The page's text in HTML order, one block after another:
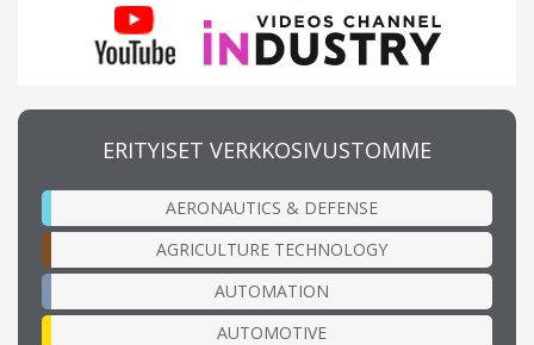
ERITYISET VERKKOSIVUSTOMME
AERONAUTICS & DEFENSE
AGRICULTURE TECHNOLOGY
AUTOMATION
AUTOMOTIVE